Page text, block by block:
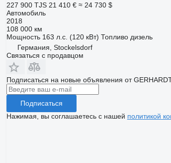
227 900 TJS 21 410 € ≈ 24 730 $
Автомобиль
2018
108 000 км
Мощность 163 л.с. (120 кВт) Топливо дизель
Германия, Stockelsdorf
Связаться с продавцом
Подписаться на новые объявления от
Подписаться
Нажимая, вы соглашаетесь с нашей политикой